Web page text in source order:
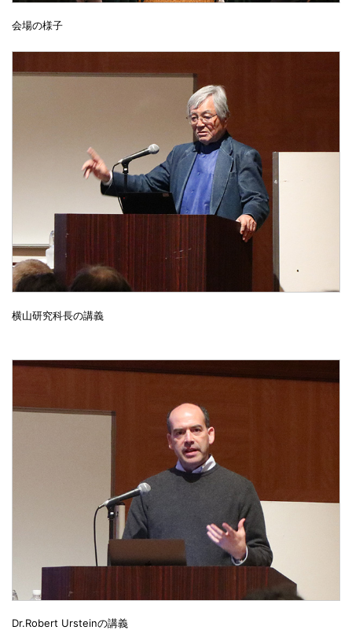
会場の様子
横山研究科長の講義
Dr.Robert Ursteinの講義